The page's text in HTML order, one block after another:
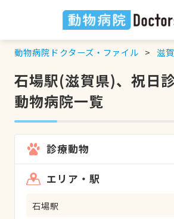
動物病院ドクターズ・ファイル 滋
石場駅(滋賀県)、祝日
動物病院一覧
診療動物
エリア・駅
石場駅